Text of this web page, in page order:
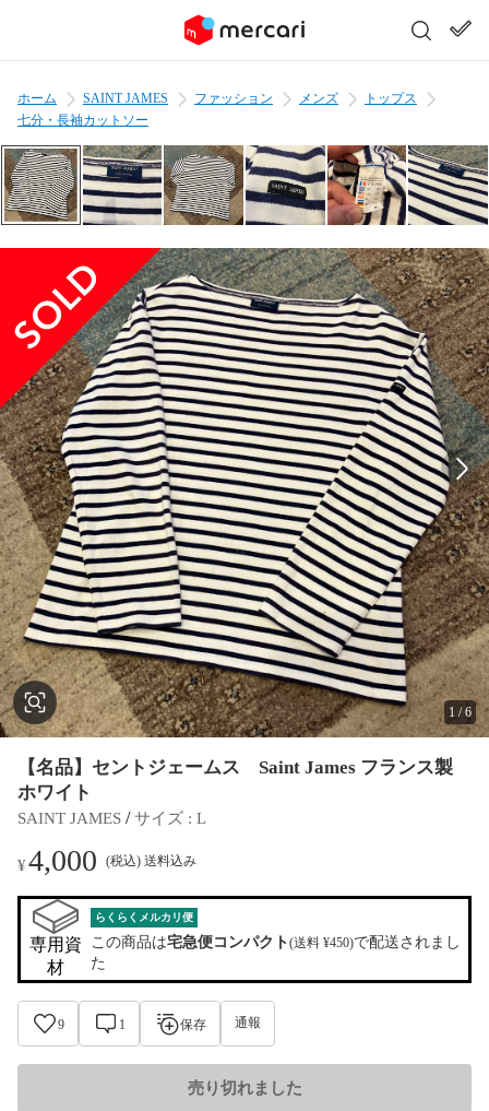
ホーム SAINT JAMES ファッション メンズ
トップス
七分・長袖カットソー
1 /6
【名品】セントジェームス Saint James フランス製
ホワイト
SAINT JAMES / サイズ : L
¥4,000 (税込) 送料込み
専用資
材
らくらくメルカリ便
この商品は宅急便コンパクト(送料 ¥450)で配送されまし
た
9 1 保存 通報
売り切れました